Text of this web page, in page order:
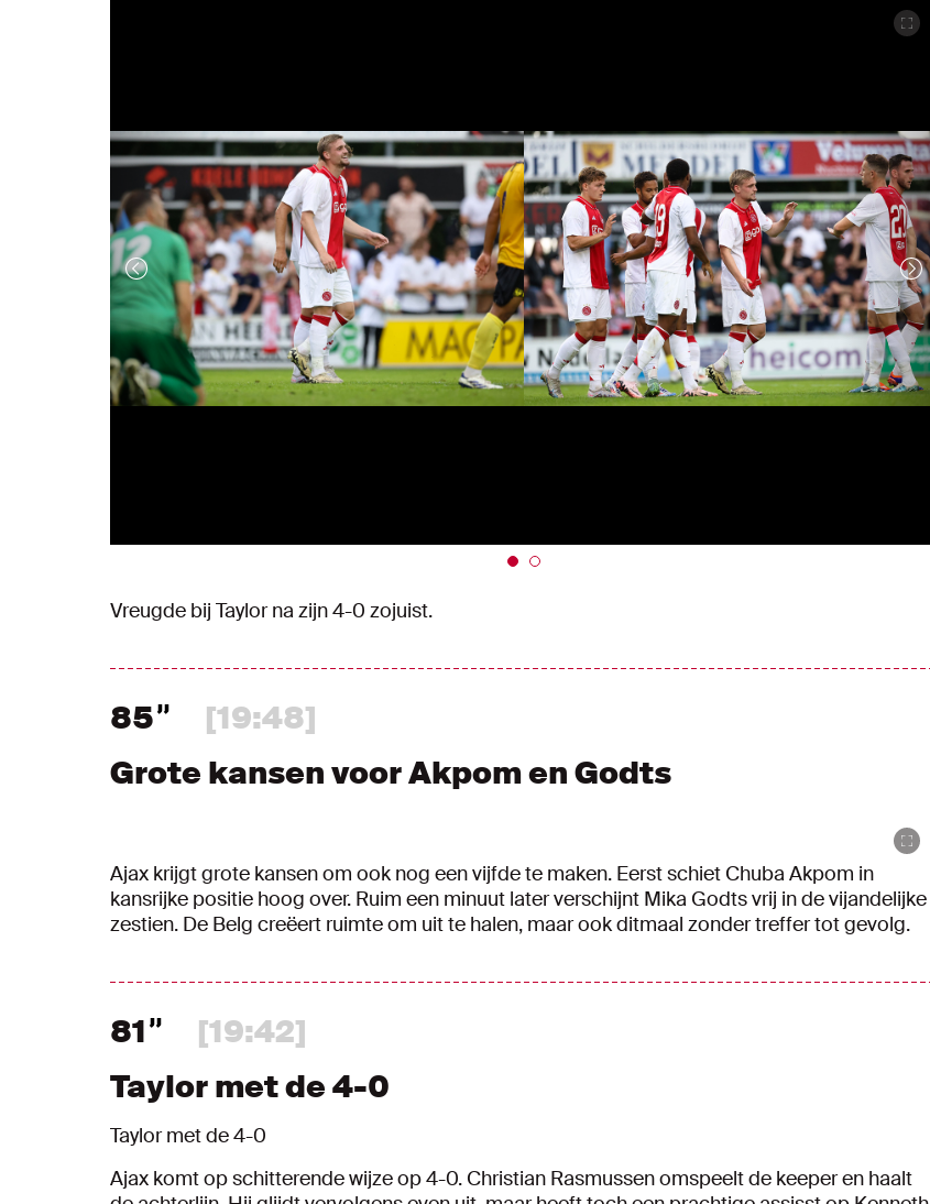
Vreugde bij Taylor na zijn 4-0 zojuist.
85
[19:48]
Grote kansen voor Akpom en Godts
Ajax krijgt grote kansen om ook nog een vijfde te maken. Eerst schiet Chuba Akpom in
kansrijke positie hoog over. Ruim een minuut later verschijnt Mika Godts vrij in de vijandelijke
zestien. De Belg creëert ruimte om uit te halen, maar ook ditmaal zonder treffer tot gevolg.
81
[19:42]
Taylor met de 4-0
Taylor met de 4-0
Ajax komt op schitterende wijze op 4-0. Christian Rasmussen omspeelt de keeper en haalt